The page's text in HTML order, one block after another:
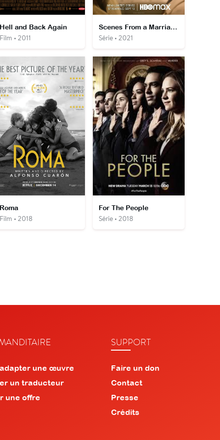
and Back Again
• 2011
Scenes From a Marriage
Série • 2021
• 2018
For The People
Série • 2018
une œuvre
un traducteur
une offre
SUPPORT
Faire un don
Contact
Presse
Crédits